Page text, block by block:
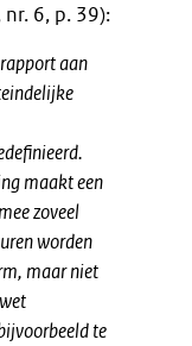
6, p. 39):
aan
maakt een
zoveel
worden
maar niet
te